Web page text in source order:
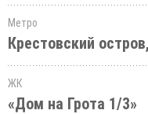
Метро
Крестовский
ЖК
«Дом на Грота 1/3»